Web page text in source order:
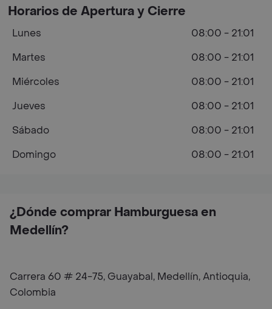
¿Dónde comprar Hamburguesa en
Medellín?
Carrera 60 # 24-75, Guayabal, Medellín, Antioquia,
Colombia
Horarios de Apertura y Cierre
Lunes
08:00 - 21:01
Martes
08:00 - 21:01
Miércoles
08:00 - 21:01
Jueves
08:00 - 21:01
Sábado
08:00 - 21:01
Domingo
08:00 - 21:01